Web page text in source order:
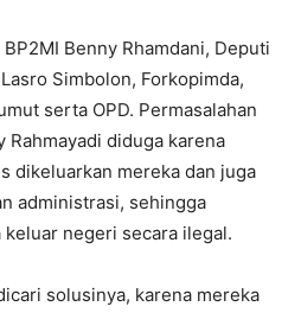
Benny Rhamdani, Deputi
Simbolon, Forkopimda,
serta OPD. Permasalahan
Rahmayadi diduga karena
dikeluarkan mereka dan juga
administrasi, sehingga
negeri secara ilegal.
solusinya, karena mereka